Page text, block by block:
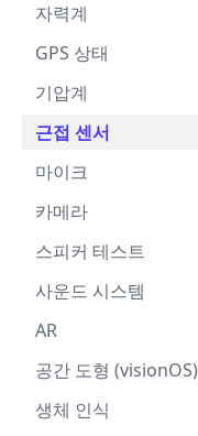
자력계
GPS 상태
기압계
근접 센서
마이크
카메라
스피커 테스트
사운드 시스템
AR
공간 도형 (visionOS)
생체 인식